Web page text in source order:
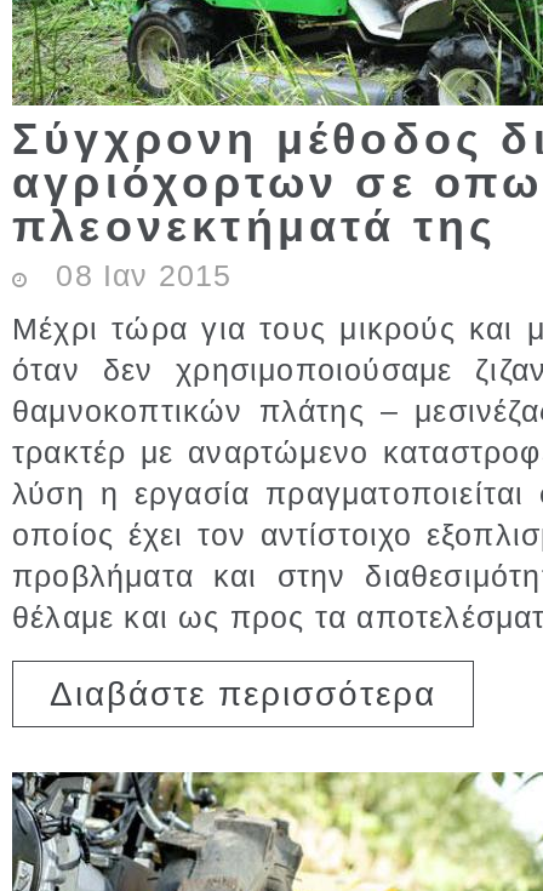
Σύγχρονη μέθοδος
αγριόχορτων σε
πλεονεκτήματά της
08 Ιαν 2015
Μέχρι τώρα για τους μικρούς
όταν δεν χρησιμοποιούσαμε
θαμνοκοπτικών πλάτης –
τρακτέρ με αναρτώμενο
λύση η εργασία
οποίος έχει τον αντίστοιχο
προβλήματα και στην
θέλαμε και ως προς τα
Διαβάστε περισσότερα